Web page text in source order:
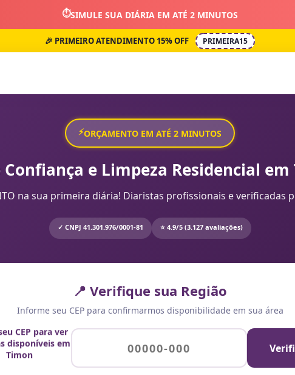
⏱️SIMULE SUA DIÁRIA EM ATÉ 2 MINUTOS
🎉 PRIMEIRO ATENDIMENTO 15% OFF PRIMEIRA15
⚡ORÇAMENTO EM ATÉ 2 MINUTOS
e Limpeza Residencial em
na sua primeira diária! Diaristas profissionais e verificadas
✓ CNPJ 41.301.976/0001-81 ⭐ 4.9/5 (3.127 avaliações)
📍 Verifique sua Região
Informe seu CEP para confirmarmos disponibilidade em sua área
CEP para ver
disponíveis em
Timon